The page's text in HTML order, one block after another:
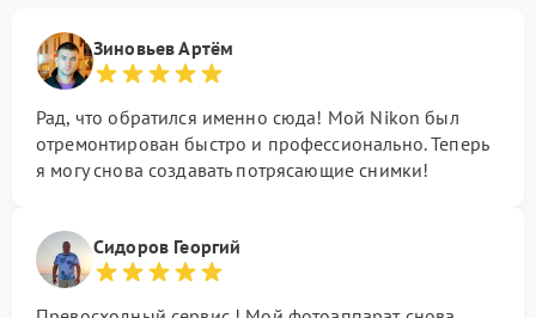
Зиновьев Артём
Рад, что обратился именно сюда! Мой Nikon был
отремонтирован быстро и профессионально. Теперь
я могу снова создавать потрясающие снимки!
Сидоров Георгий